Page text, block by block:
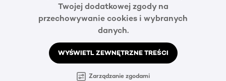
Twojej dodatkowej zgody na
przechowywanie cookies i wybranych
danych.
WYŚWIETL ZEWNĘTRZNE TREŚCI
Zarządzanie zgodami